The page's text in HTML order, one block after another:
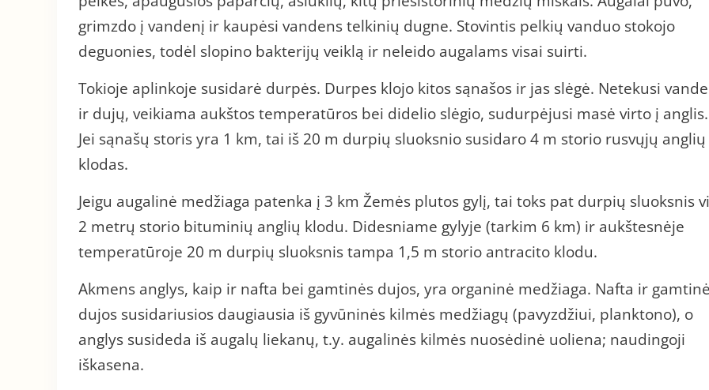
grimzdo į vandenį ir kaupėsi vandens telkinių dugne. Stovintis pelkių vanduo stokojo
deguonies, todėl slopino bakterijų veiklą ir neleido augalams visai suirti.
Tokioje aplinkoje susidarė durpės. Durpes klojo kitos sąnašos ir jas slėgė. Netekusi
ir dujų, veikiama aukštos temperatūros bei didelio slėgio, sudurpėjusi masė virto į anglis.
Jei sąnašų storis yra 1 km, tai iš 20 m durpių sluoksnio susidaro 4 m storio rusvųjų anglių
klodas.
Jeigu augalinė medžiaga patenka į 3 km Žemės plutos gylį, tai toks pat durpių sluoksnis
2 metrų storio bituminių anglių klodu. Didesniame gylyje (tarkim 6 km) ir aukštesnėje
temperatūroje 20 m durpių sluoksnis tampa 1,5 m storio antracito klodu.
Akmens anglys, kaip ir nafta bei gamtinės dujos, yra organinė medžiaga. Nafta ir
dujos susidariusios daugiausia iš gyvūninės kilmės medžiagų (pavyzdžiui, planktono), o
anglys susideda iš augalų liekanų, t.y. augalinės kilmės nuosėdinė uoliena; naudingoji
iškasena.